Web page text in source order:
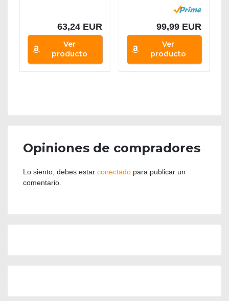
63,24 EUR
Ver
producto
99,99 EUR
Ver
producto
Opiniones de compradores
Lo siento, debes estar conectado para publicar un
comentario.